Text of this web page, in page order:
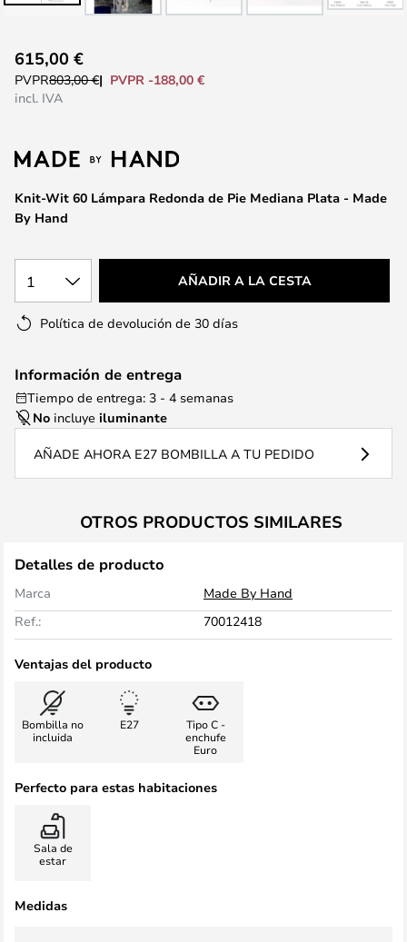
comienzo
galería
imágenes
Knit-Wit 60 Lámpara Redonda de Pie Mediana Plata - Made
By Hand
615,00 €
PVPR803,00 €
PVPR -188,00 €
incl. IVA
1 AÑADIR A LA CESTA
Política de devolución de 30 días
Información de entrega
Tiempo de entrega: 3 - 4 semanas
No incluye iluminante
AÑADE AHORA E27 BOMBILLA A TU PEDIDO
OTROS PRODUCTOS SIMILARES
Detalles de producto
Marca
Made By Hand
Ref.:
70012418
Ventajas del producto
Bombilla no
incluida
E27
Tipo C -
enchufe
Euro
Perfecto para estas habitaciones
Sala de
estar
Medidas